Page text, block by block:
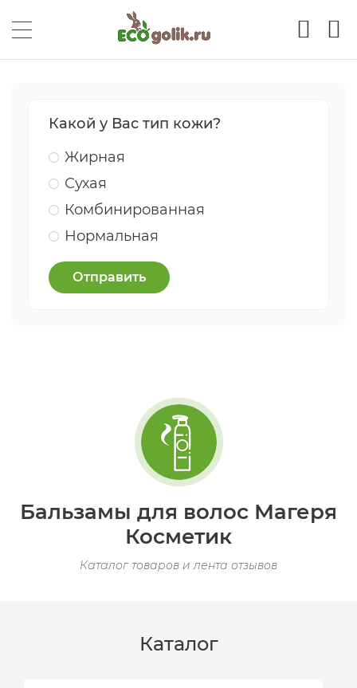
Какой у Вас тип кожи?
Жирная
Сухая
Комбинированная
Нормальная
Отправить
Бальзамы для волос Магеря
Косметик
Каталог товаров и лента отзывов
Каталог